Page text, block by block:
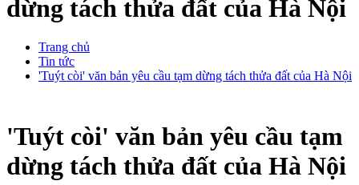
dừng tách thửa đất của Hà Nội
Trang chủ
Tin tức
'Tuýt còi' văn bản yêu cầu tạm dừng tách thửa đất của Hà Nội
'Tuýt còi' văn bản yêu cầu tạm
dừng tách thửa đất của Hà Nội